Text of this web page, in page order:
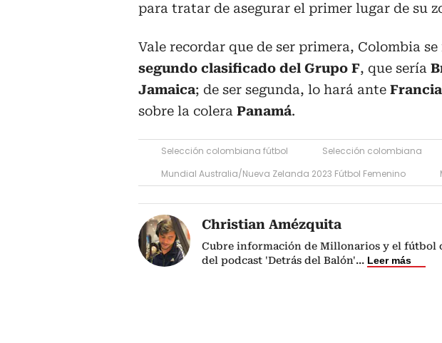
para tratar de asegurar el primer lugar de su
Vale recordar que de ser primera, Colombia
segundo clasificado del Grupo F, que sería
Jamaica; de ser segunda, lo hará ante Francia
sobre la colera Panamá.
Selección colombiana fútbol
Selección colombiana
Mundial Australia/Nueva Zelanda 2023 Fútbol Femenino
Christian Amézquita
Cubre información de Millonarios y el fútbol
del podcast 'Detrás del Balón'... Leer más